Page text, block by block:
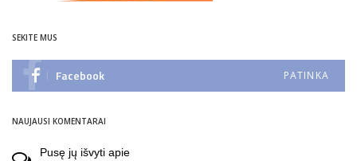
SEKITE MUS
Facebook PATINKA
NAUJAUSI KOMENTARAI
Pusę jų išvyti apie